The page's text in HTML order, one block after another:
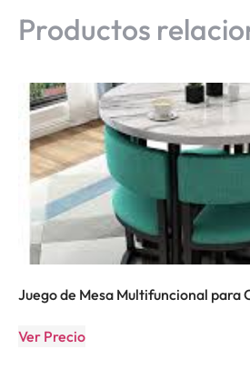
Productos
Juego de Mesa Multifuncional para
Ver Precio